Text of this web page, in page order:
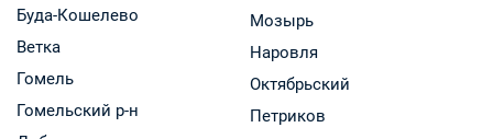
Буда-Кошелево
Ветка
Гомель
Гомельский р-н
Мозырь
Наровля
Октябрьский
Петриков